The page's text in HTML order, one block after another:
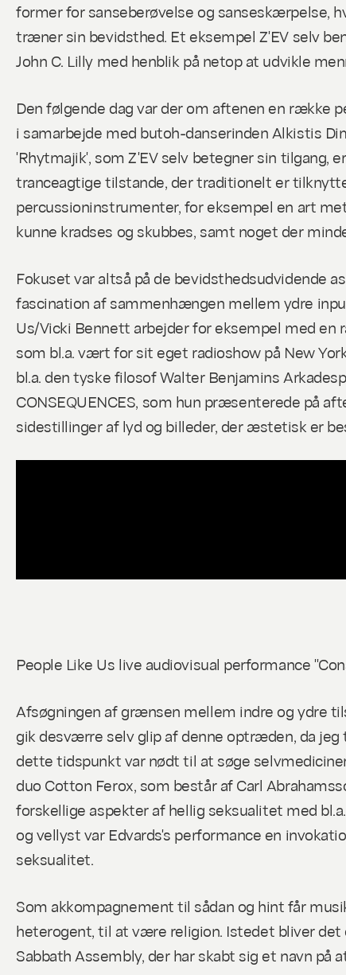
former for sanseberøvelse og sanseskærpelse,
træner sin bevidsthed. Et eksempel Z'EV selv
John C. Lilly med henblik på netop at udvikle
Den følgende dag var der om aftenen en række
i samarbejde med butoh-danserinden Alkistis
'Rhytmajik', som Z'EV selv betegner sin tilgang,
tranceagtige tilstande, der traditionelt er
percussioninstrumenter, for eksempel en art
kunne kradses og skubbes, samt noget der
Fokuset var altså på de bevidsthedsudvidende
fascination af sammenhængen mellem ydre
Us/Vicki Bennett arbejder for eksempel med en
som bl.a. vært for sit eget radioshow på New
bl.a. den tyske filosof Walter Benjamins
CONSEQUENCES, som hun præsenterede på
sidestillinger af lyd og billeder, der æstetisk er
People Like Us live audiovisual performance
Afsøgningen af grænsen mellem indre og ydre
gik desværre selv glip af denne optræden, da jeg
dette tidspunkt var nødt til at søge
duo Cotton Ferox, som består af Carl
forskellige aspekter af hellig seksualitet med
og vellyst var Edvards's performance en
seksualitet.
Som akkompagnement til sådan og hint får
heterogent, til at være religion. Istedet bliver
Sabbath Assembly, der har skabt sig et navn